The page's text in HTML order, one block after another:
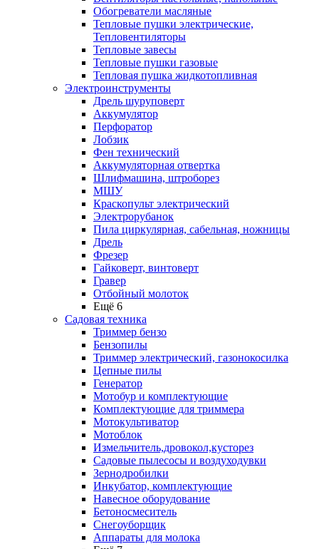
Обогреватели масляные
Тепловые пушки электрические,
Тепловентиляторы
Тепловые завесы
Тепловые пушки газовые
Тепловая пушка жидкотопливная
Электроинструменты
Дрель шуруповерт
Аккумулятор
Перфоратор
Лобзик
Фен технический
Аккумуляторная отвертка
Шлифмашина, штроборез
МШУ
Краскопульт электрический
Электрорубанок
Пила циркулярная, сабельная, ножницы
Дрель
Фрезер
Гайковерт, винтоверт
Гравер
Отбойный молоток
Ещё 6
Садовая техника
Триммер бензо
Бензопилы
Триммер электрический, газонокосилка
Цепные пилы
Генератор
Мотобур и комплектующие
Комплектующие для триммера
Мотокультиватор
Мотоблок
Измельчитель,дровокол,кусторез
Садовые пылесосы и воздуходувки
Зернодробилки
Инкубатор, комплектующие
Навесное оборудование
Бетоносмеситель
Снегоуборщик
Аппараты для молока